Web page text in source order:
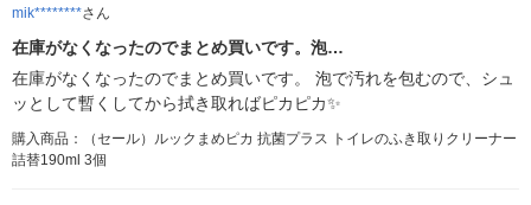
mik********さん
在庫がなくなったのでまとめ買いです。泡…
在庫がなくなったのでまとめ買いです。 泡で汚れを包むので、シュ
ッとして暫くしてから拭き取ればピカピカ✨
購入商品：（セール）ルックまめピカ 抗菌プラス トイレのふき取りクリーナー
詰替190ml 3個